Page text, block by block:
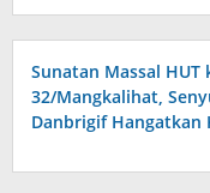
Sunatan Massal HUT
32/Mangkalihat,
Danbrigif Hangatkan